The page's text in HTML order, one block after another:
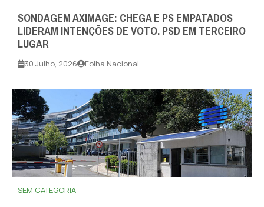
SONDAGEM AXIMAGE: CHEGA E PS EMPATADOS
LIDERAM INTENÇÕES DE VOTO. PSD EM TERCEIRO
LUGAR
30 Julho, 2026 Folha Nacional
SEM CATEGORIA